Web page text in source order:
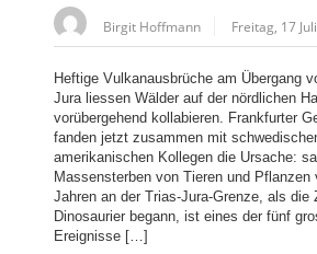
Birgit Hoffmann Freitag, 17
Heftige Vulkanausbrüche am Übergang
Jura liessen Wälder auf der nördlichen
vorübergehend kollabieren. Frankfurter
fanden jetzt zusammen mit
amerikanischen Kollegen die Ursache:
Massensterben von Tieren und Pflanzen
Jahren an der Trias-Jura-Grenze, als die
Dinosaurier begann, ist eines der fünf
Ereignisse […]